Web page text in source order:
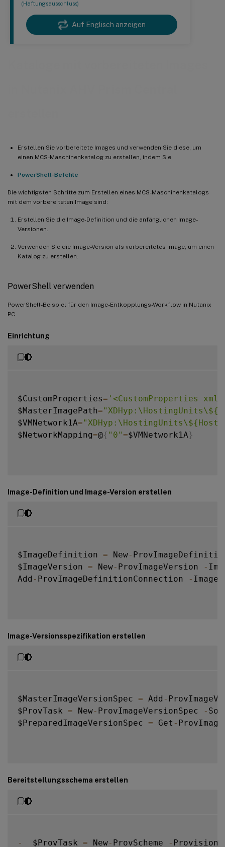
(Haftungsausschluss)
Auf Englisch anzeigen
Erstellen Sie vorbereitete Images und verwenden Sie diese, um
einen MCS-Maschinenkatalog zu erstellen, indem Sie:
PowerShell-Befehle
Die wichtigsten Schritte zum Erstellen eines MCS-Maschinenkatalogs
mit dem vorbereiteten Image sind:
Erstellen Sie die Image-Definition und die anfänglichen Image-
Versionen.
Verwenden Sie die Image-Version als vorbereitetes Image, um einen
Katalog zu erstellen.
PowerShell verwenden
PowerShell-Beispiel für den Image-Entkopplungs-Workflow in Nutanix
PC.
Einrichtung
$CustomProperties= '<CustomProperties
$MasterImagePath=
$VMNetwork1A=
$NetworkMapping=@{ "0"=$VMNetwork1A}
Image-Definition und Image-Version erstellen
$ImageDefinition = New-
$ImageVersion = New- ProvImageVersion -
Add - ProvImageDefinitionConnection -
Image-Versionsspezifikation erstellen
$MasterImageVersionSpec = Add -
$ProvTask = New- ProvImageVersionSpec -
$PreparedImageVersionSpec = Get -
Bereitstellungsschema erstellen
-
  $ProvTask
= New- ProvScheme -